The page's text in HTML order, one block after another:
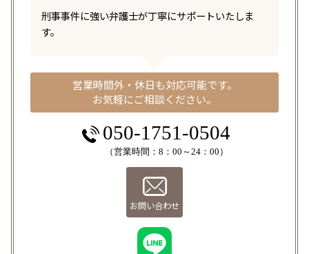
刑事事件に強い弁護士が丁寧にサポートいたしま
す。
営業時間外・休日も対応可能です。
お気軽にご相談ください。
050-1751-0504
（営業時間：8：00～24：00）
お問い合わせ